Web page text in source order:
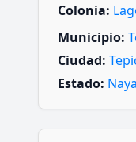
Colonia:
Municipio:
Ciudad:
Estado: